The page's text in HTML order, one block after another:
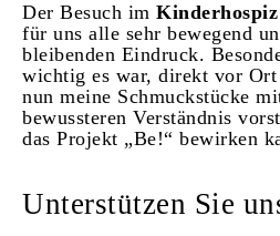
Der Besuch im
für uns alle sehr bewegend
bleibenden Eindruck.
wichtig es war, direkt vor
nun meine Schmuckstücke
bewussteren Verständnis
das Projekt „Be!“ bewirken
Unterstützen Sie